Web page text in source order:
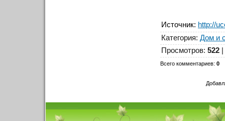
Источник: http://
Категория: Дом и
Просмотров: 522
Всего комментариев: 0